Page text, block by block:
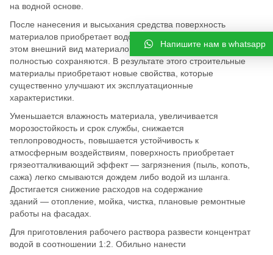
на водной основе.
После нанесения и высыхания средства поверхность
материалов приобретает водоотталкивающие свойства, при
этом внешний вид материалов и паропроницаемость
полностью сохраняются. В результате этого строительные
материалы приобретают новые свойства, которые
существенно улучшают их эксплуатационные
характеристики.
Уменьшается влажность материала, увеличивается
морозостойкость и срок службы, снижается
теплопроводность, повышается устойчивость к
атмосферным воздействиям, поверхность приобретает
грязеотталкивающий эффект — загрязнения (пыль, копоть,
сажа) легко смываются дождем либо водой из шланга.
Достигается снижение расходов на содержание
зданий — отопление, мойка, чистка, плановые ремонтные
работы на фасадах.
Для приготовления рабочего раствора развести концентрат
водой в соотношении 1:2. Обильно нанести
Напишите нам в whatsapp